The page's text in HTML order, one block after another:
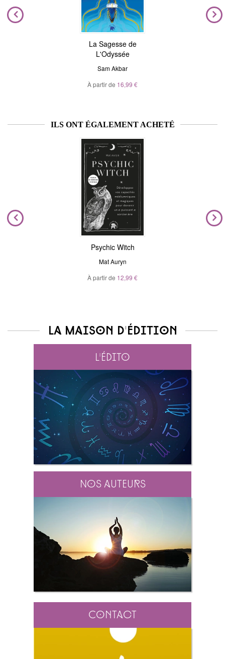
La Sagesse de
L'Odyssée
Sam Akbar
À partir de 16,99 €
ILS ONT ÉGALEMENT ACHETÉ
Psychic Witch
Mat Auryn
À partir de 12,99 €
La maison d'édition
L'édito
Nos auteurs
Contact